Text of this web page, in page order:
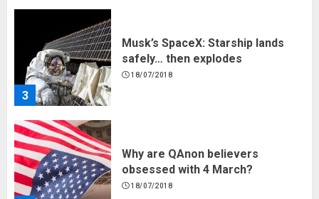
3
Musk’s SpaceX: Starship lands
safely… then explodes
18/07/2018
Why are QAnon believers
obsessed with 4 March?
18/07/2018